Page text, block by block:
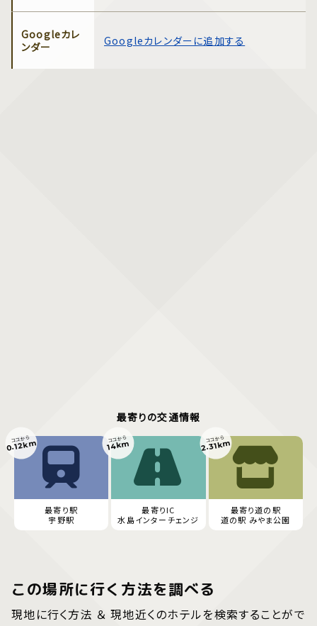
Googleカレ
ンダー
Googleカレンダーに追加する
最寄りの交通情報
最寄り駅
宇野駅
ココから
0.12km
最寄りIC
水島インターチェンジ
ココから
14km
最寄り道の駅
道の駅 みやま公園
ココから
2.31km
この場所に行く方法を調べる
現地に行く方法 ＆ 現地近くのホテルを検索することがで